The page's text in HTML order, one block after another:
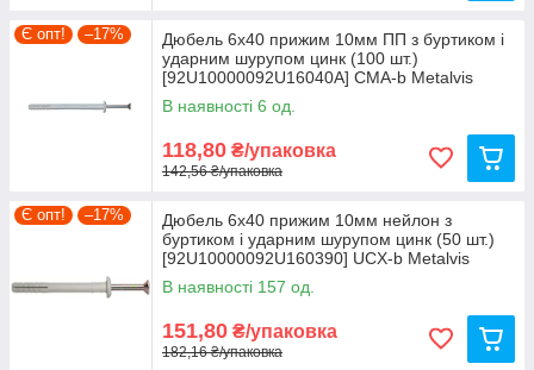
Є опт! –17%
Дюбель 6х40 прижим 10мм ПП з буртиком і
ударним шурупом цинк (100 шт.)
[92U10000092U16040А] CMА-b Metalvis
В наявності 6 од.
118,80 ₴/упаковка
142,56 ₴/упаковка
Є опт! –17%
Дюбель 6х40 прижим 10мм нейлон з
буртиком і ударним шурупом цинк (50 шт.)
[92U10000092U160390] UCX-b Metalvis
В наявності 157 од.
151,80 ₴/упаковка
182,16 ₴/упаковка